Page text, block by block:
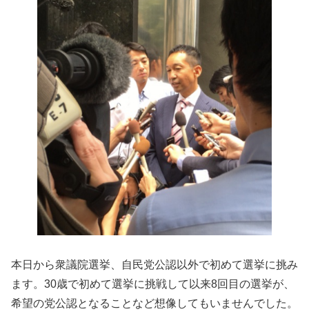
本日から衆議院選挙、自民党公認以外で初めて選挙に挑み
ます。30歳で初めて選挙に挑戦して以来8回目の選挙が、
希望の党公認となることなど想像してもいませんでした。